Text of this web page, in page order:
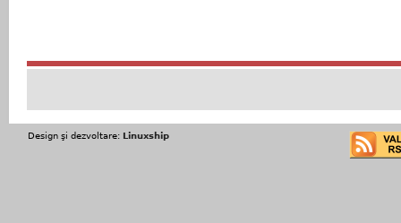
Design şi dezvoltare: Linuxship